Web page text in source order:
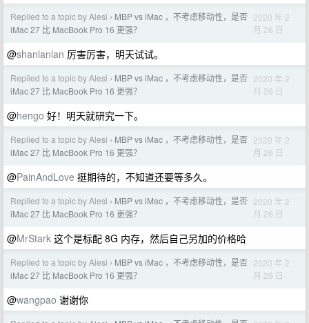
Replied to a topic by Alesi › MBP vs iMac ，不考虑移动性，是否
iMac 27 比 MacBook Pro 16 更强？
2020 年 2
月 26 日
@shanlanlan 厉害厉害，明天试试。
Replied to a topic by Alesi › MBP vs iMac ，不考虑移动性，是否
iMac 27 比 MacBook Pro 16 更强？
2020 年 2
月 26 日
@hengo 好！明天就研究一下。
Replied to a topic by Alesi › MBP vs iMac ，不考虑移动性，是否
iMac 27 比 MacBook Pro 16 更强？
2020 年 2
月 26 日
@PainAndLove 挺期待的，不知道还要等多久。
Replied to a topic by Alesi › MBP vs iMac ，不考虑移动性，是否
iMac 27 比 MacBook Pro 16 更强？
2020 年 2
月 26 日
@MrStark 这个是标配 8G 内存，然后自己另加的价格哈
Replied to a topic by Alesi › MBP vs iMac ，不考虑移动性，是否
iMac 27 比 MacBook Pro 16 更强？
2020 年 2
月 26 日
@wangpao 谢谢你